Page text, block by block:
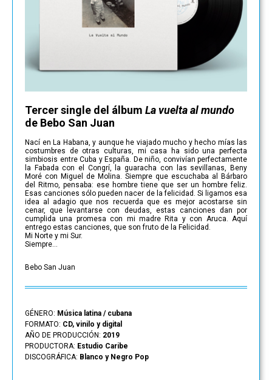
Tercer single del álbum La vuelta al mundo
de Bebo San Juan
Nací en La Habana, y aunque he viajado mucho y hecho mías las
costumbres de otras culturas, mi casa ha sido una perfecta
simbiosis entre Cuba y España. De niño, convivían perfectamente
la Fabada con el Congrí, la guaracha con las sevillanas, Beny
Moré con Miguel de Molina. Siempre que escuchaba al Bárbaro
del Ritmo, pensaba: ese hombre tiene que ser un hombre feliz.
Esas canciones sólo pueden nacer de la felicidad. Si ligamos esa
idea al adagio que nos recuerda que es mejor acostarse sin
cenar, que levantarse con deudas, estas canciones dan por
cumplida una promesa con mi madre Rita y con Aruca. Aquí
entrego estas canciones, que son fruto de la Felicidad.
Mi Norte y mi Sur.
Siempre…
Bebo San Juan
GÉNERO: Música latina / cubana
FORMATO: CD, vinilo y digital
AÑO DE PRODUCCIÓN: 2019
PRODUCTORA: Estudio Caribe
DISCOGRÁFICA: Blanco y Negro Pop